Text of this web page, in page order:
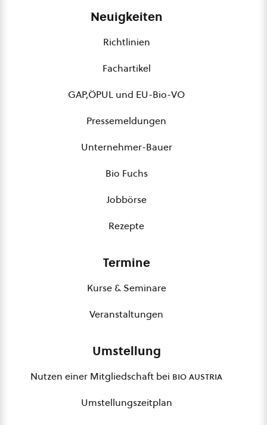
Neuigkeiten
Richtlinien
Fachartikel
GAP,ÖPUL und EU-Bio-VO
Pressemeldungen
Unternehmer-Bauer
Bio Fuchs
Jobbörse
Rezepte
Termine
Kurse & Seminare
Veranstaltungen
Umstellung
Nutzen einer Mitgliedschaft bei bio austria
Umstellungszeitplan